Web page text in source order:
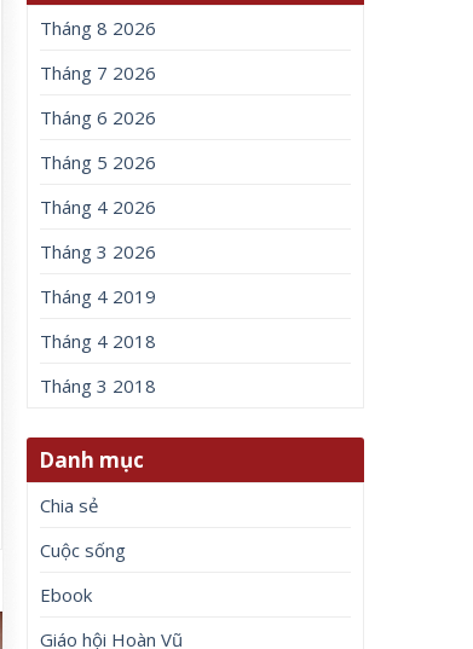
Tháng 8 2026
Tháng 7 2026
Tháng 6 2026
Tháng 5 2026
Tháng 4 2026
Tháng 3 2026
Tháng 4 2019
Tháng 4 2018
Tháng 3 2018
Danh mục
Chia sẻ
Cuộc sống
Ebook
Giáo hội Hoàn Vũ